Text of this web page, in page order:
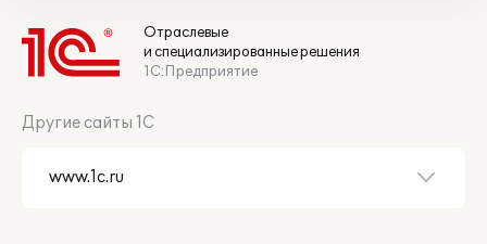
Отраслевые
и специализированные решения
1С:Предприятие
Другие сайты 1С